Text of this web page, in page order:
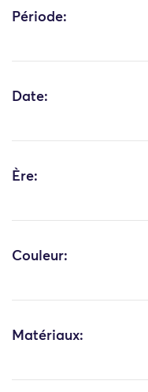
Période:
Date:
Ère:
Couleur:
Matériaux: